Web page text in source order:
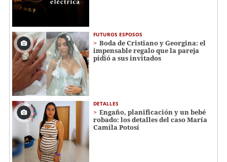
FUTUROS ESPOSOS
Boda de Cristiano y Georgina: el
impensable regalo que la pareja
pidió a sus invitados
DETALLES
Engaño, planificación y un bebé
robado: los detalles del caso María
Camila Potosí